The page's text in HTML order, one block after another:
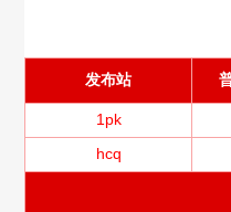
发布站
1pk
hcq